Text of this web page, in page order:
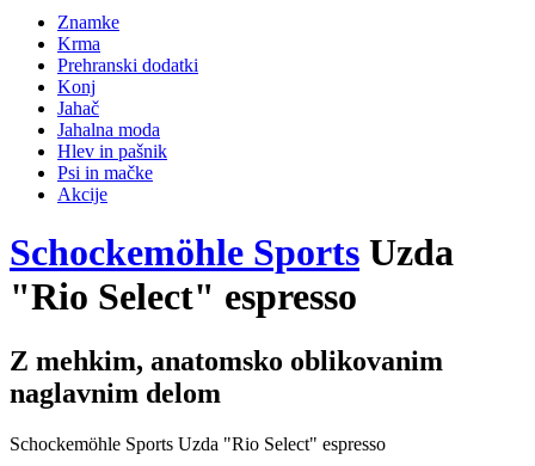
Znamke
Krma
Prehranski dodatki
Konj
Jahač
Jahalna moda
Hlev in pašnik
Psi in mačke
Akcije
Schockemöhle Sports Uzda
"Rio Select" espresso
Z mehkim, anatomsko oblikovanim
naglavnim delom
Schockemöhle Sports Uzda "Rio Select" espresso